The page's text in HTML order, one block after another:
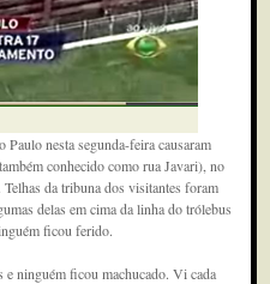
nesta segunda-feira causaram
conhecido como rua Javari), no
da tribuna dos visitantes foram
delas em cima da linha do trólebus
ficou ferido.
ninguém ficou machucado. Vi cada